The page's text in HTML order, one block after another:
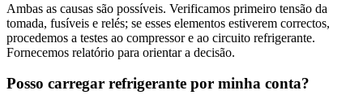
Ambas as causas são possíveis. Verificamos primeiro tensão da
tomada, fusíveis e relés; se esses elementos estiverem correctos,
procedemos a testes ao compressor e ao circuito refrigerante.
Fornecemos relatório para orientar a decisão.
Posso carregar refrigerante por minha conta?